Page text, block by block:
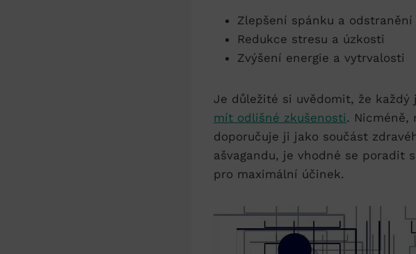
Zlepšení spánku⁣ a
Redukce stresu a ⁢úzkosti
Zvýšení energie a vytrvalosti
Je důležité ⁣si uvědomit, že‌ každý
mít odlišné zkušenosti. ‌Nicméně,
doporučuje ji ‌jako‌ součást
⁤ašvagandu, je vhodné⁢ se⁢ poradit
pro maximální ‌účinek.